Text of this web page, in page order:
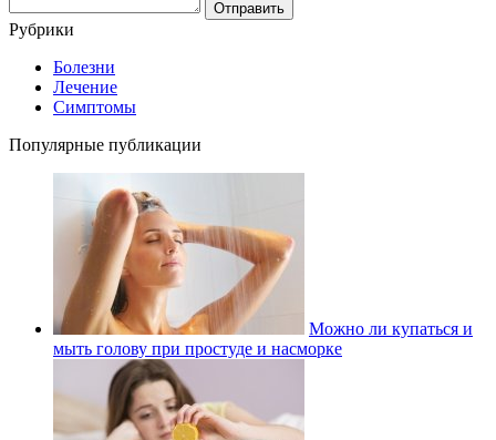
Рубрики
Болезни
Лечение
Симптомы
Популярные публикации
Можно ли купаться и
мыть голову при простуде и насморке